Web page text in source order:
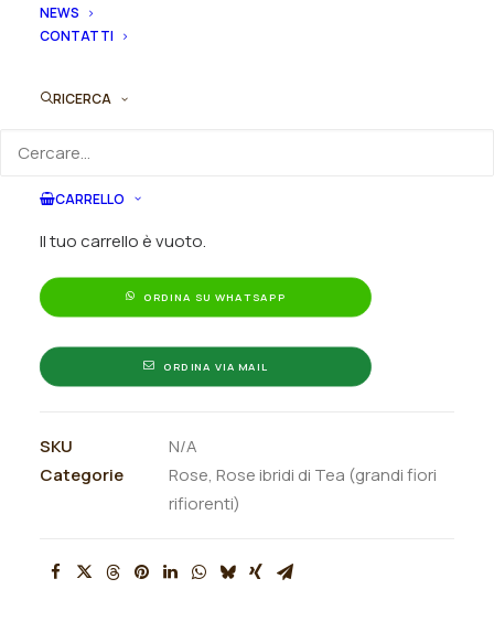
NEWS
CONTATTI
RICERCA
CARRELLO
Il tuo carrello è vuoto.
ibrido
tea
rifiorente
quantità
Ordina subito questo prodotto!
indicando la dimensione del vaso desiderata e la
quantità
ORDINA SU WHATSAPP
ORDINA VIA MAIL
SKU
N/A
Categorie
Rose, Rose ibridi di Tea (grandi fiori
rifiorenti)